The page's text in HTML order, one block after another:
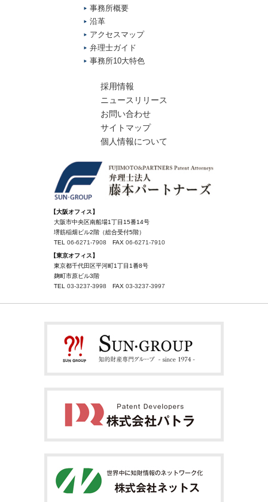
事務所概要
沿革
アクセスマップ
弁理士ガイド
事務所10大特色
採用情報
ニュースリリース
お問い合わせ
サイトマップ
個人情報について
【大阪オフィス】
大阪市中央区南船場1丁目15番14号
堺筋稲畑ビル2階（総合受付5階）
TEL 06-6271-7908 FAX 06-6271-7910
【東京オフィス】
東京都千代田区平河町1丁目1番8号
麹町市原ビル3階
TEL 03-3237-3998 FAX 03-3237-3997